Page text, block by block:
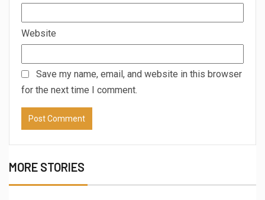
Website
Save my name, email, and website in this browser
for the next time I comment.
MORE STORIES